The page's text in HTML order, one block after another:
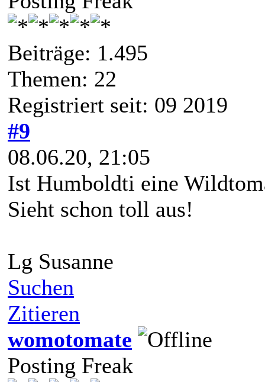
Beiträge: 1.495
Themen: 22
Registriert seit: 09 2019
#9
08.06.20, 21:05
Ist Humboldti eine
Sieht schon toll aus!
Lg Susanne
Suchen
Zitieren
womotomate
Posting Freak